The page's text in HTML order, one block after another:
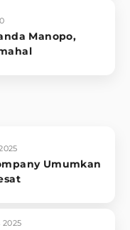
Manopo,
Umumkan
2025